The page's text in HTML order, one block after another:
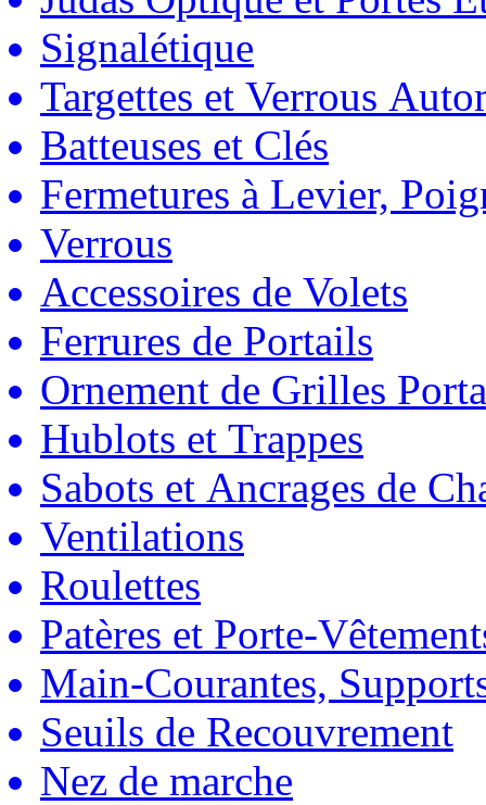
Signalétique
Targettes et Verrous
Batteuses et Clés
Fermetures à Levier,
Verrous
Accessoires de Volets
Ferrures de Portails
Ornement de Grilles
Hublots et Trappes
Sabots et Ancrages de
Ventilations
Roulettes
Patères et Porte-
Main-Courantes,
Seuils de Recouvrement
Nez de marche